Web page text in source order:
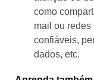
como
mail ou
confiáveis,
dados, etc.